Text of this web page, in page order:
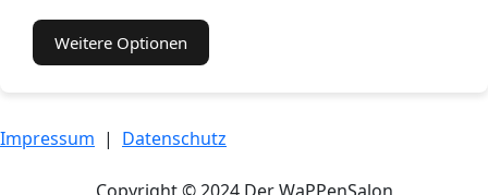
Weitere Optionen
Impressum | Datenschutz